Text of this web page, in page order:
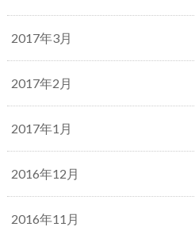
2017年3月
2017年2月
2017年1月
2016年12月
2016年11月